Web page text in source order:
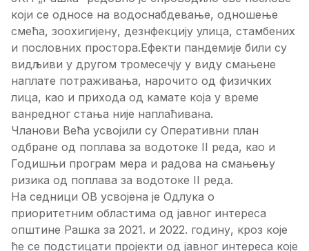
који се односе на водоснабдевање, одношење
смећа, зоохигијену, дезнфекцију улица, стамбених
и пословних простора.Ефекти пандемије били су
видљиви у другом тромесечју у виду смањене
наплате потраживања, нарочито од физичких
лица, као и прихода од камате која у време
ванредног стања није наплаћивана.
Чланови Већа усвојили су Оперативни план
одбране од поплава за водотоке II реда, као и
Годишњи програм мера и радова на смањењу
ризика од поплава за водотоке II реда.
На седници ОВ усвојена је Одлука о
приоритетним областима од јавног интереса
општине Рашка за 2021. и 2022. годину, кроз које
ће се подстицати пројекти од јавног интереса које